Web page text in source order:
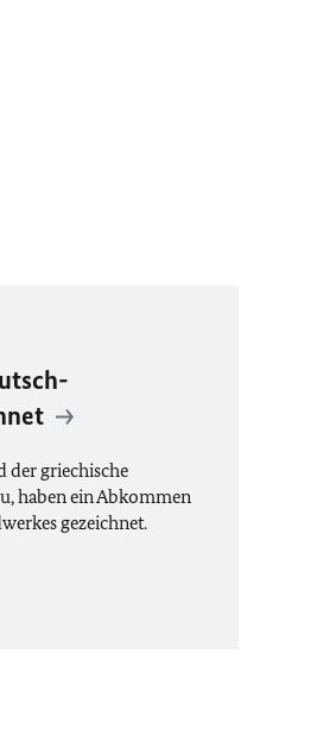
der griechische
haben ein Abkommen
gezeichnet.